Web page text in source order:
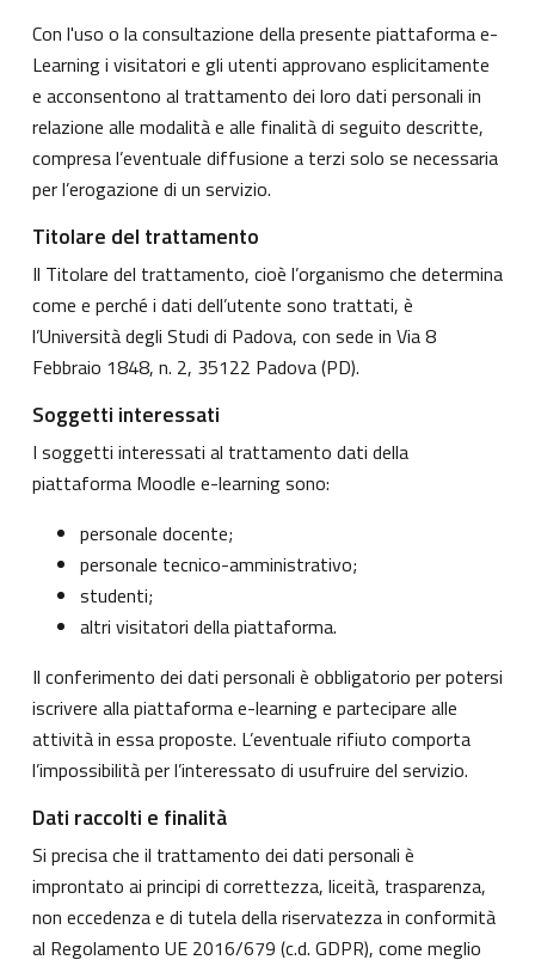
Con l'uso o la consultazione della presente piattaforma e-
Learning i visitatori e gli utenti approvano esplicitamente
e acconsentono al trattamento dei loro dati personali in
relazione alle modalità e alle finalità di seguito descritte,
compresa l’eventuale diffusione a terzi solo se necessaria
per l’erogazione di un servizio.
Titolare del trattamento
Il Titolare del trattamento, cioè l’organismo che determina
come e perché i dati dell’utente sono trattati, è
l’Università degli Studi di Padova, con sede in Via 8
Febbraio 1848, n. 2, 35122 Padova (PD).
Soggetti interessati
I soggetti interessati al trattamento dati della
piattaforma Moodle e-learning sono:
personale docente;
personale tecnico-amministrativo;
studenti;
altri visitatori della piattaforma.
Il conferimento dei dati personali è obbligatorio per potersi
iscrivere alla piattaforma e-learning e partecipare alle
attività in essa proposte. L’eventuale rifiuto comporta
l’impossibilità per l’interessato di usufruire del servizio.
Dati raccolti e finalità
Si precisa che il trattamento dei dati personali è
improntato ai principi di correttezza, liceità, trasparenza,
non eccedenza e di tutela della riservatezza in conformità
al Regolamento UE 2016/679 (c.d. GDPR), come meglio